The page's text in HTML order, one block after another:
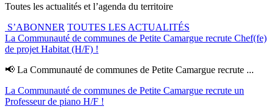
Toutes les actualités et l’agenda du territoire
S’ABONNER TOUTES LES ACTUALITÉS
La Communauté de communes de Petite Camargue recrute Chef(fe)
de projet Habitat (H/F) !
📢 La Communauté de communes de Petite Camargue recrute ...
La Communauté de communes de Petite Camargue recrute un
Professeur de piano H/F !